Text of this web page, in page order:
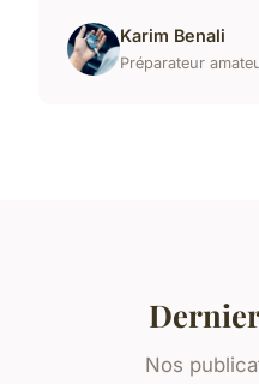
Karim Benali
Préparateur
Nos